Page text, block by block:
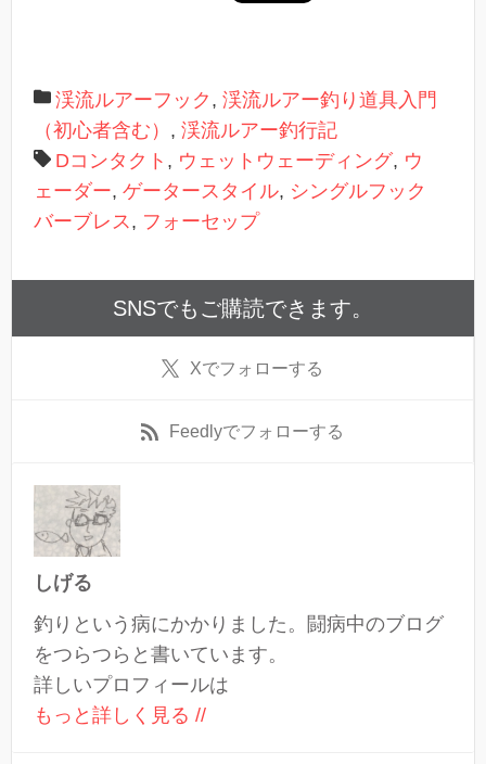
渓流ルアーフック , 渓流ルアー釣り道具入門
（初心者含む） , 渓流ルアー釣行記
Dコンタクト , ウェットウェーディング, ウ
ェーダー, ゲータースタイル, シングルフック
バーブレス, フォーセップ
SNSでもご購読できます。
Xでフォローする
Feedlyでフォローする
しげる
釣りという病にかかりました。闘病中のブログ
をつらつらと書いています。
詳しいプロフィールは
もっと詳しく見る //